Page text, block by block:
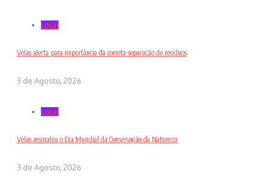
Local
Velas alerta para importância da correta separação de resíduos
3 de Agosto, 2026
Local
Velas assinalou o Dia Mundial da Conservação da Natureza
3 de Agosto, 2026